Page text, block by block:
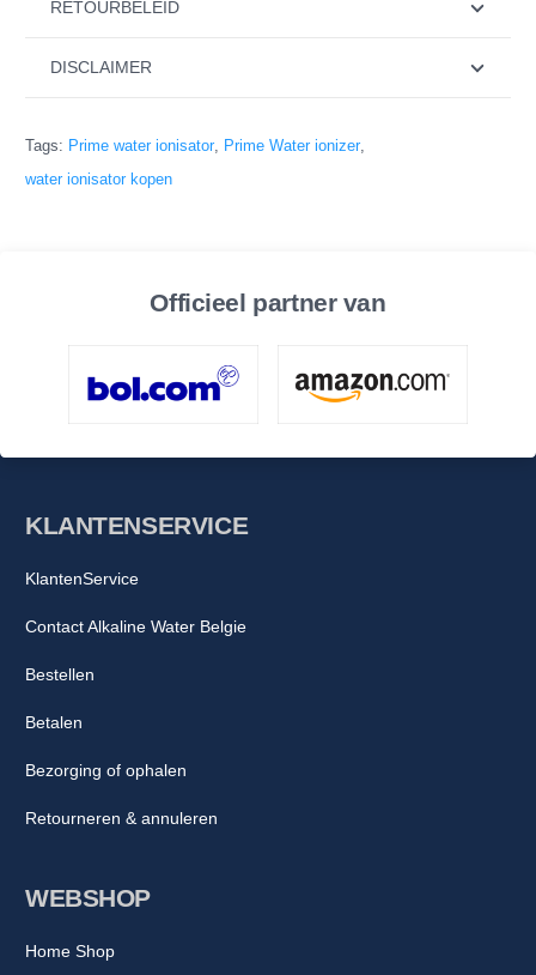
RETOURBELEID
DISCLAIMER
Tags: Prime water ionisator Prime Water ionizer
water ionisator kopen
Officieel partner van
WEBSHOP
Home Shop
KLANTENSERVICE
KlantenService
Contact Alkaline Water Belgie
Bestellen
Betalen
Bezorging of ophalen
Retourneren & annuleren